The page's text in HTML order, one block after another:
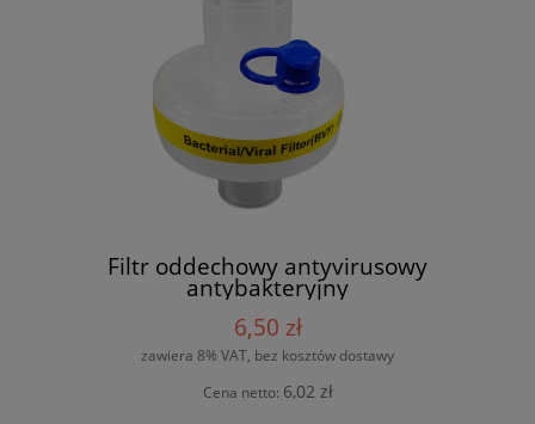
Filtr oddechowy antyvirusowy
antybakteryjny
6,50 zł
zawiera 8% VAT, bez kosztów dostawy
Cena netto: 6,02 zł